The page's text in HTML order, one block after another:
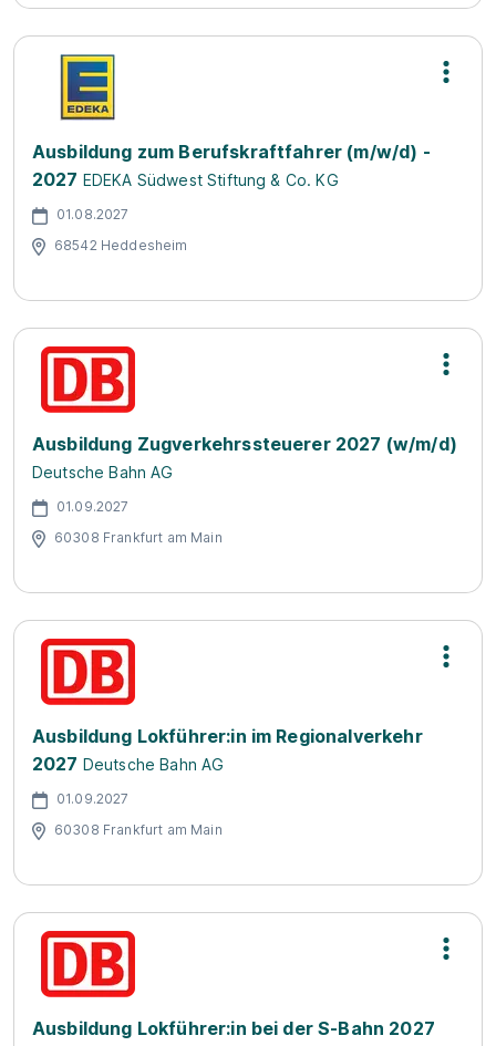
Ausbildung zum Berufskraftfahrer (m/w/d) -
2027 EDEKA Südwest Stiftung & Co. KG
01.08.2027
68542 Heddesheim
Ausbildung Zugverkehrssteuerer 2027 (w/m/d)
Deutsche Bahn AG
01.09.2027
60308 Frankfurt am Main
Ausbildung Lokführer:in im Regionalverkehr
2027 Deutsche Bahn AG
01.09.2027
60308 Frankfurt am Main
Ausbildung Lokführer:in bei der S-Bahn 2027